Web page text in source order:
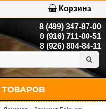
Корзина
8 (499) 347-87-00
8 (916) 711-80-51
8 (926) 804-84-11